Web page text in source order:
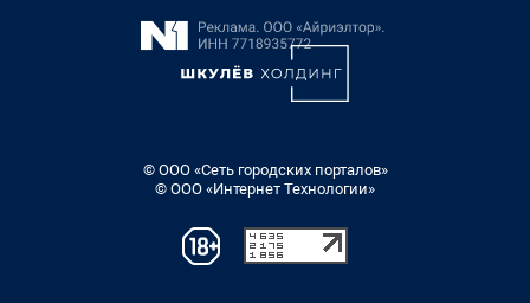
© ООО «Сеть городских порталов»
© ООО «Интернет Технологии»